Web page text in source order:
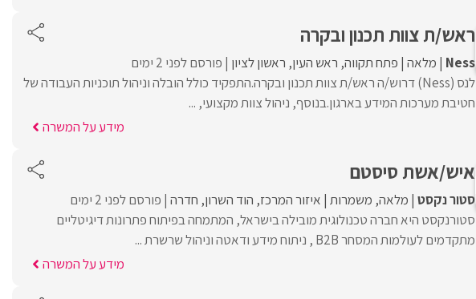
ראש/ת צוות תכנון ובקרה
Ness מלאה פתח תקווה ראש העין ראשון לציון פורסם לפני 2 ימים
לנס (Ness) דרוש/ה ראש/ת צוות תכנון ובקרה.התפקיד כולל הובלה וניהול תוכניות העבודה של
חטיבת מערכות המידע בארגון.בנוסף, ניהול צוות מקצועי, ...
מידע על המשרה
איש/אשת סיסטם
סטור נקסט מלאה משמרות איזור המרכז הוד השרון חדרה פורסם לפני 2 ימים
סטורנקסט היא חברה טכנולוגית מובילה בישראל, המתמחה בפיתוח פתרונות דיגיטליים
מתקדמים לעולמות המסחר B2B , ניתוח מידע ודאטה וניהול שרשרת ...
מידע על המשרה